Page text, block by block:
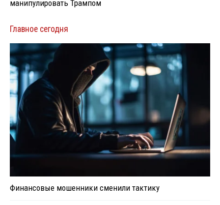
манипулировать Трампом
Главное сегодня
Финансовые мошенники сменили тактику